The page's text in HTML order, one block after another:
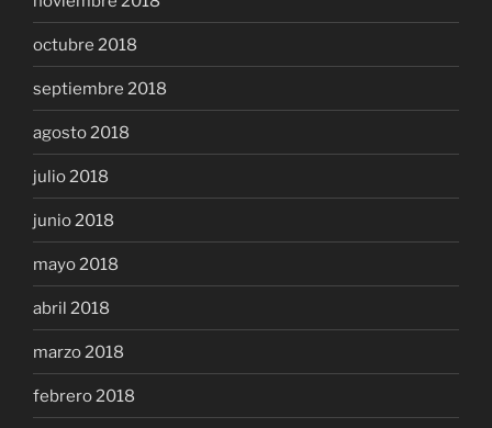
octubre 2018
septiembre 2018
agosto 2018
julio 2018
junio 2018
mayo 2018
abril 2018
marzo 2018
febrero 2018